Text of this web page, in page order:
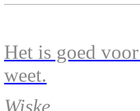
Het is goed
weet.
Wiske